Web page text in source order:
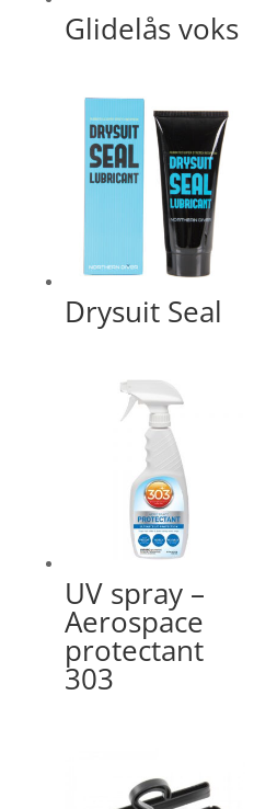
Glidelås voks
Drysuit Seal
UV spray –
Aerospace
protectant
303